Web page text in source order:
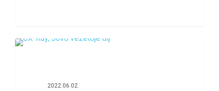
2022.06.02.